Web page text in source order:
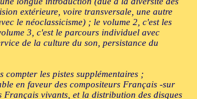
extérieure, voire transversale, une autre
le néoclassicisme) ; le volume 2, c'est les
3, c'est le parcours individuel avec
de la culture du son, persistance du
les pistes supplémentaires ;
en faveur des compositeurs Français -sur
vivants, et la distribution des disques